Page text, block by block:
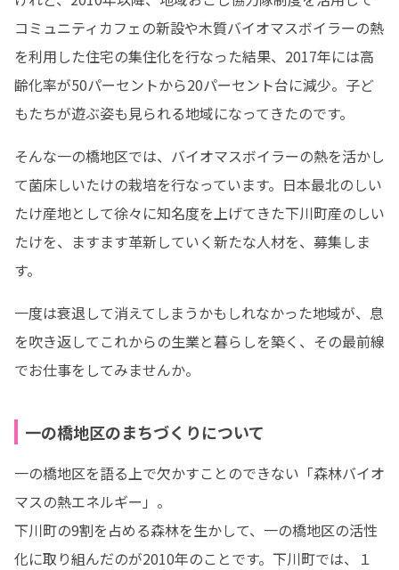
コミュニティカフェの新設や木質バイオマスボイラーの熱
を利用した住宅の集住化を行なった結果、2017年には高
齢化率が50パーセントから20パーセント台に減少。子ど
もたちが遊ぶ姿も見られる地域になってきたのです。
そんな一の橋地区では、バイオマスボイラーの熱を活かし
て菌床しいたけの栽培を行なっています。日本最北のしい
たけ産地として徐々に知名度を上げてきた下川町産のしい
たけを、ますます革新していく新たな人材を、募集しま
す。
一度は衰退して消えてしまうかもしれなかった地域が、息
を吹き返してこれからの生業と暮らしを築く、その最前線
でお仕事をしてみませんか。
一の橋地区のまちづくりについて
一の橋地区を語る上で欠かすことのできない「森林バイオ
マスの熱エネルギー」。
下川町の9割を占める森林を生かして、一の橋地区の活性
化に取り組んだのが2010年のことです。下川町では、１